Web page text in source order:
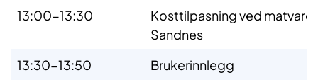
13:00-13:30
Kosttilpasning ved
Sandnes
13:30-13:50
Brukerinnlegg